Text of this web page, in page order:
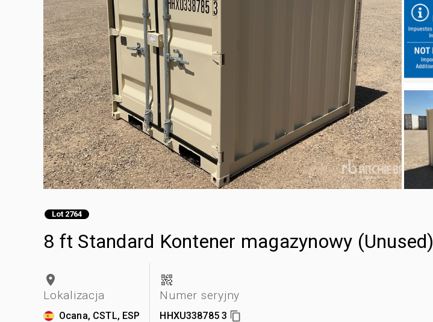
Lot 2764
8 ft Standard Kontener magazynowy (Unused)
Lokalizacja
Ocana, CSTL, ESP
Numer seryjny
HHXU338785 3